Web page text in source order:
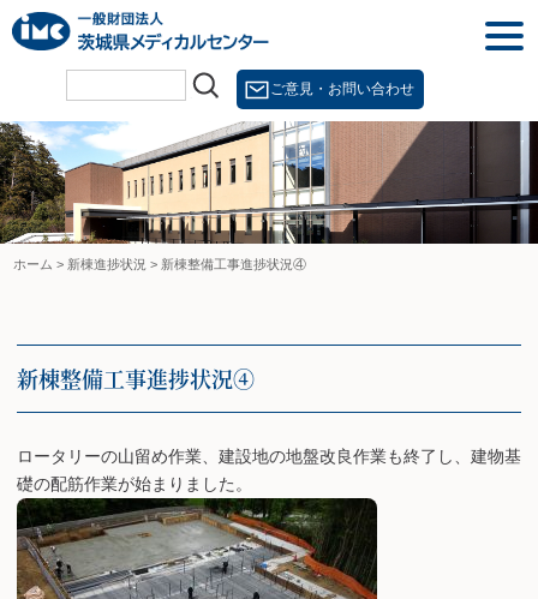
Skip
to
content
ご意見・お問い合わせ
ホーム > 新棟進捗状況 > 新棟整備工事進捗状況④
新棟整備工事進捗状況④
ロータリーの山留め作業、建設地の地盤改良作業も終了し、建物基
礎の配筋作業が始まりました。